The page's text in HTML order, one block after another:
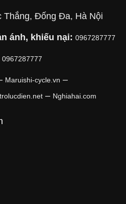
Thắng, Đống Đa, Hà Nội
ánh, khiếu nại: 0967287777
0967287777
Maruishi-cycle.vn –
– Nghiahai.com